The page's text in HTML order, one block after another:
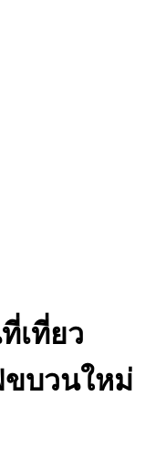
เที่ยว
ขบวนใหม่